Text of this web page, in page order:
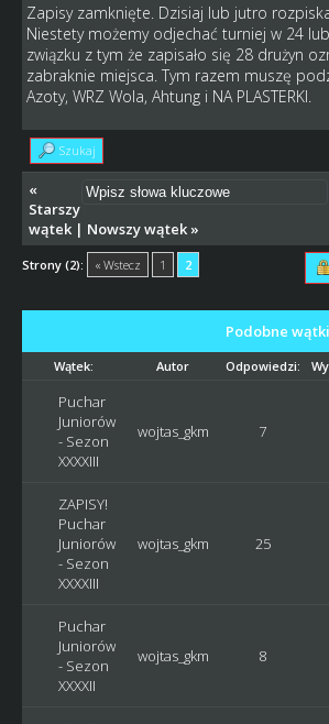
Zapisy zamknięte. Dzisiaj lub jutro
Niestety możemy odjechać turniej w 24
związku z tym że zapisało się 28 drużyn
zabraknie miejsca. Tym razem muszę
Azoty, WRZ Wola, Ahtung i NA PLASTERKI.
Szukaj
«
Starszy
wątek| Nowszy wątek»
Strony (2): « Wstecz 1 2
Podobne
Wątek: Autor Odpowiedzi:
Puchar
Juniorów
- Sezon
XXXXIII
wojtas_gkm 7
ZAPISY!
Puchar
Juniorów
- Sezon
XXXXIII
wojtas_gkm 25
Puchar
Juniorów
- Sezon
XXXXII
wojtas_gkm 8